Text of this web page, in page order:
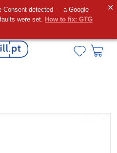
Consent detected — a Google
were set. How to fix: GTG
✕
dúvida?